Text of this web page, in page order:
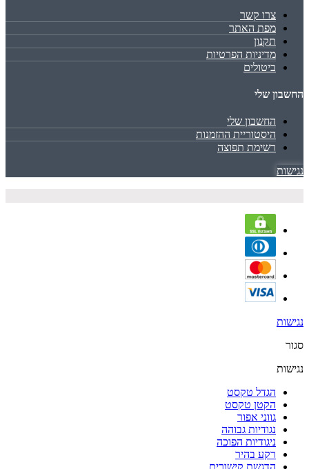
צרו קשר
מפת האתר
תקנון
מדיניות הפרטיות
ביטולים
החשבון שלי
החשבון שלי
היסטוריית ההזמנות
רשימת תפוצה
נגישות
נגישות
סגור
נגישות
הגדל טקסט
הקטן טקסט
גווני אפור
נגודיות גבוהה
ניגודיות הפוכה
רקע בהיר